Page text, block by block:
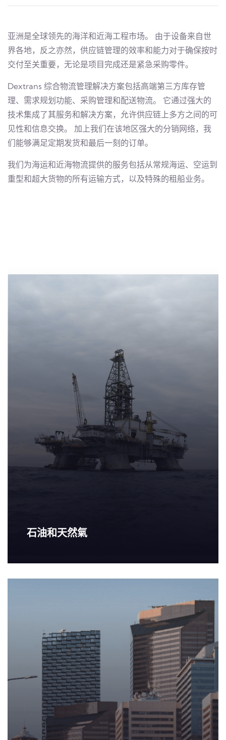
亚洲是全球领先的海洋和近海工程市场。 由于设备来自世
界各地，反之亦然，供应链管理的效率和能力对于确保按时
交付至关重要，无论是项目完成还是紧急采购零件。
Dextrans 综合物流管理解决方案包括高端第三方库存管
理、需求规划功能、采购管理和配送物流。 它通过强大的
技术集成了其服务和解决方案，允许供应链上多方之间的可
见性和信息交换。 加上我们在该地区强大的分销网络，我
们能够满足定期发货和最后一刻的订单。
我们为海运和近海物流提供的服务包括从常规海运、空运到
重型和超大货物的所有运输方式，以及特殊的租船业务。
石油和天然氣